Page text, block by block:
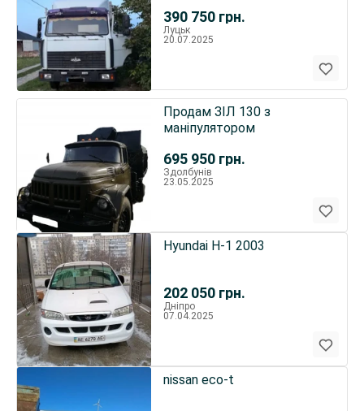
390 750 грн.
Луцьк
20.07.2025
695 950 грн.
Продам ЗІЛ 130 з
маніпулятором
Здолбунів
23.05.2025
202 050 грн.
Hyundai H-1 2003
Дніпро
07.04.2025
nissan eco-t